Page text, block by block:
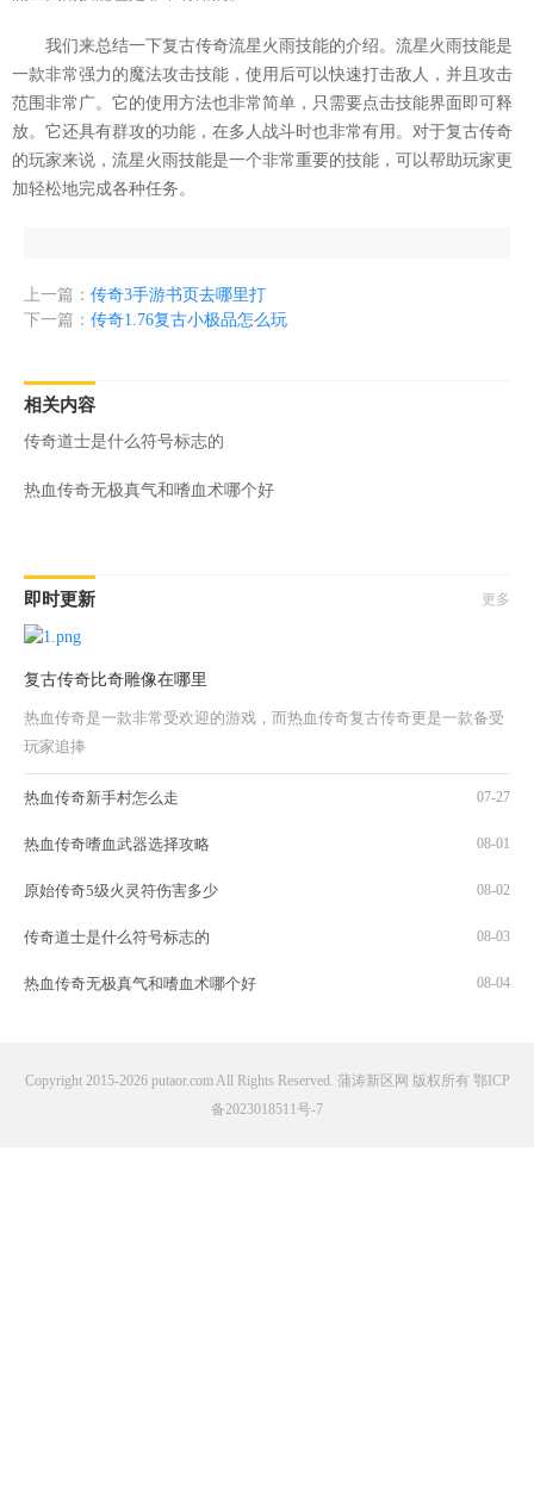
我们来总结一下复古传奇流星火雨技能的介绍。流星火雨技能是
一款非常强力的魔法攻击技能，使用后可以快速打击敌人，并且攻击
范围非常广。它的使用方法也非常简单，只需要点击技能界面即可释
放。它还具有群攻的功能，在多人战斗时也非常有用。对于复古传奇
的玩家来说，流星火雨技能是一个非常重要的技能，可以帮助玩家更
加轻松地完成各种任务。
上一篇： 传奇3手游书页去哪里打
下一篇： 传奇1.76复古小极品怎么玩
相关内容
传奇道士是什么符号标志的
热血传奇无极真气和嗜血术哪个好
即时更新 更多
复古传奇比奇雕像在哪里
热血传奇是一款非常受欢迎的游戏，而热血传奇复古传奇更是一款备受
玩家追捧
热血传奇新手村怎么走 07-27
热血传奇嗜血武器选择攻略 08-01
原始传奇5级火灵符伤害多少 08-02
传奇道士是什么符号标志的 08-03
热血传奇无极真气和嗜血术哪个好 08-04
Copyright 2015-2026 putaor.com All Rights Reserved. 蒲涛新区网 版权所有 鄂ICP
备2023018511号-7